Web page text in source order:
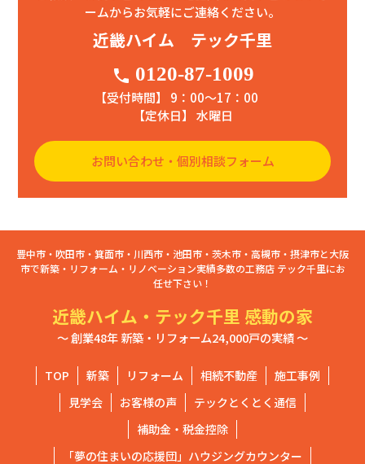
ームからお気軽にご連絡ください。
近畿ハイム テック千里
phone 0120-87-1009
【受付時間】 9：00〜17：00
【定休日】 水曜日
お問い合わせ・個別相談フォーム
豊中市・吹田市・箕面市・川西市・池田市・茨木市・高槻市・摂津市と大阪
市で新築・リフォーム・リノベーション実績多数の工務店 テック千里にお
任せ下さい！
近畿ハイム・テック千里 感動の家
～ 創業48年 新築・リフォーム24,000戸の実績 ～
TOP 新築 リフォーム 相続不動産
施工事例
見学会
お客様の声
テックとくとく通信
補助金・税金控除
「夢の住まいの応援団」ハウジングカウンター